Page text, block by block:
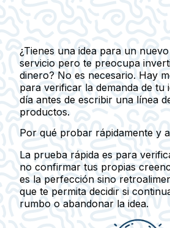
¿Tienes una idea para un
servicio pero te preocupa
dinero? No es necesario. Hay
para verificar la demanda de tu
día antes de escribir una línea
productos.
Por qué probar rápidamente y
La prueba rápida es para
no confirmar tus propias
es la perfección sino
que te permita decidir si
rumbo o abandonar la idea.